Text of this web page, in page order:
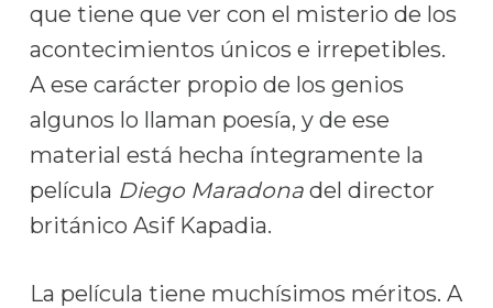
que tiene que ver con el misterio de los
acontecimientos únicos e irrepetibles.
A ese carácter propio de los genios
algunos lo llaman poesía, y de ese
material está hecha íntegramente la
película Diego Maradonadel director
británico Asif Kapadia.
La película tiene muchísimos méritos. A